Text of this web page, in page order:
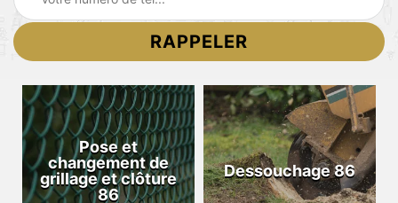
Pose et
changement de
grillage et clôture
86
Dessouchage 86